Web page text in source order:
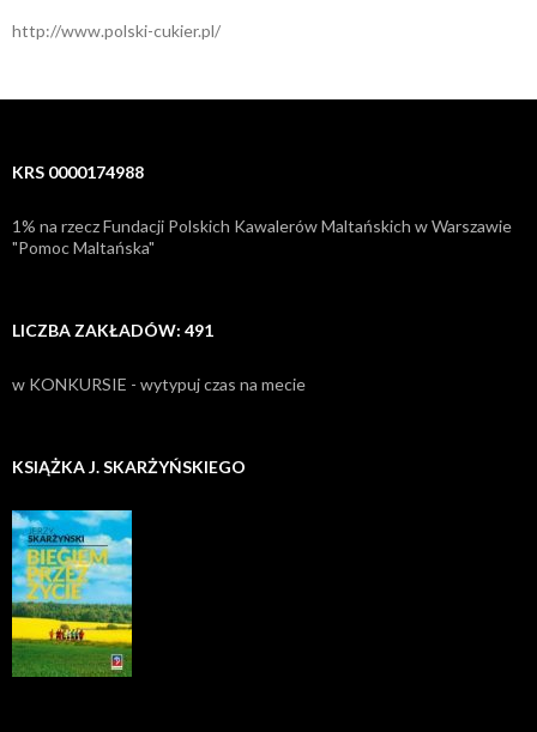
http://www.polski-cukier.pl/
KRS 0000174988
1% na rzecz Fundacji Polskich Kawalerów Maltańskich w Warszawie
"Pomoc Maltańska"
LICZBA ZAKŁADÓW: 491
w KONKURSIE - wytypuj czas na mecie
KSIĄŻKA J. SKARŻYŃSKIEGO